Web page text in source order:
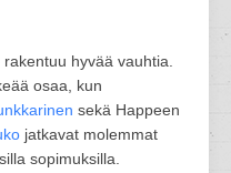
hyvää vauhtia.
osaa, kun
sekä Happeen
jatkavat molemmat
sopimuksilla.